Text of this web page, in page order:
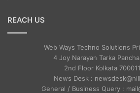
REACH US
Web Ways Techno Solutions
4 Joy Narayan Tarka
2nd Floor Kolkata
News Desk :
General / Business Query :